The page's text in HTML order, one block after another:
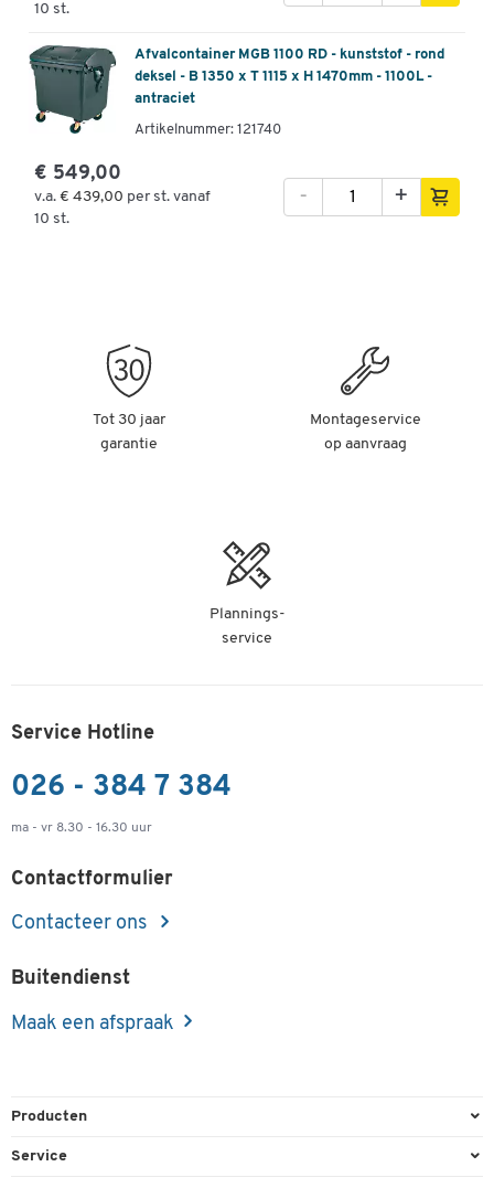
10 st.
Afvalcontainer MGB 1100 RD - kunststof - rond
deksel - B 1350 x T 1115 x H 1470mm - 1100L -
antraciet
Artikelnummer: 121740
€ 549,00
v.a. € 439,00 per st. vanaf
10 st.
+
-
Tot 30 jaar
garantie
Montageservice
op aanvraag
Plannings-
service
Service Hotline
026 - 384 7 384
ma - vr 8.30 - 16.30 uur
Contactformulier
Contacteer ons
Buitendienst
Maak een afspraak
Producten
Kantoorbenodigdheden
Service